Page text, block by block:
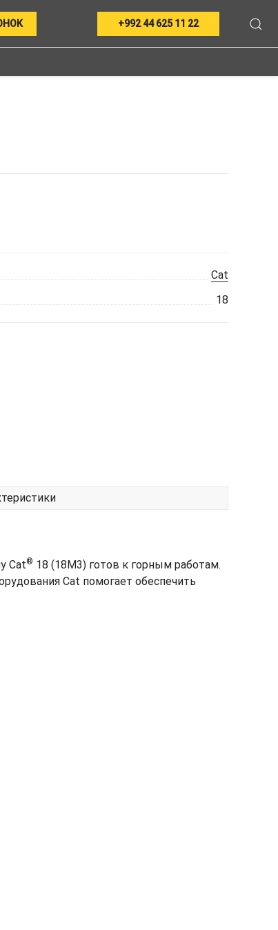
+992 44 625 11 22
Cat
18
Cat® 18 (18M3) готов к горным работам.
Cat помогает обеспечить